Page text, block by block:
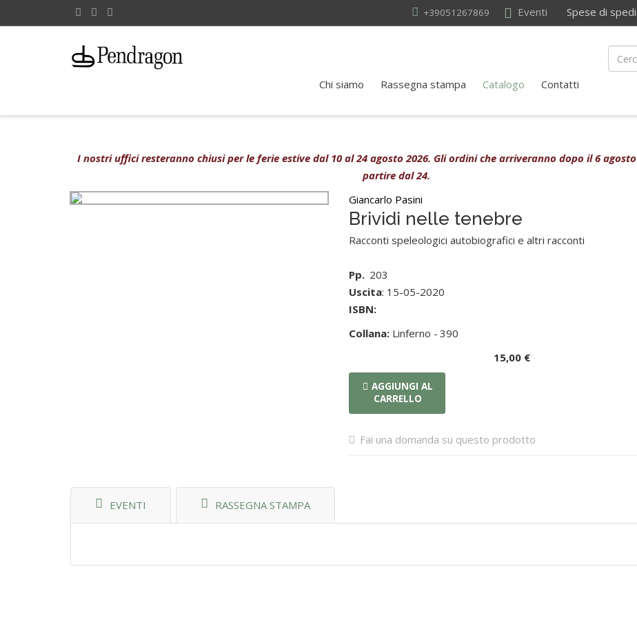
Eventi Spese di
+39051267869
Chi siamo Rassegna stampa Catalogo Contatti
I nostri uffici resteranno chiusi per le ferie estive dal 10 al 24 agosto 2026. Gli ordini che arriveranno dopo il 6
partire dal 24.
Giancarlo Pasini
Brividi nelle tenebre
Racconti speleologici autobiografici e altri racconti
Pp. 203
Uscita: 15-05-2020
ISBN:
Collana: Linferno - 390
15,00 €
AGGIUNGI AL
CARRELLO
Fai una domanda su questo prodotto
EVENTI RASSEGNA STAMPA